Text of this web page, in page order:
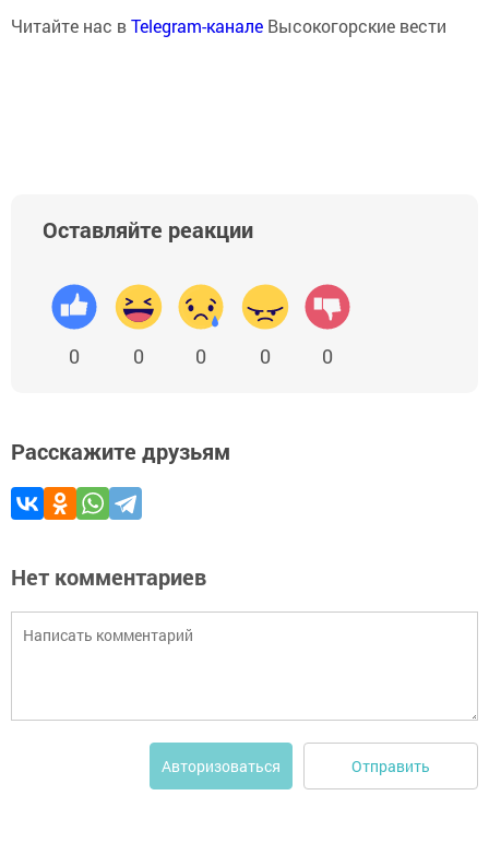
Читайте нас вTelegram-канале Высокогорские вести
Оставляйте реакции
0 0 0 0 0
Расскажите друзьям
Нет комментариев
Авторизоваться Отправить